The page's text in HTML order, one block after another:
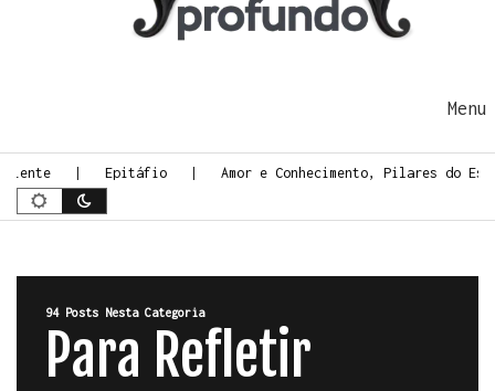
Epitáfio Amor e Conhecimento, Pilares do
94 Posts Nesta Categoria
Para Refletir